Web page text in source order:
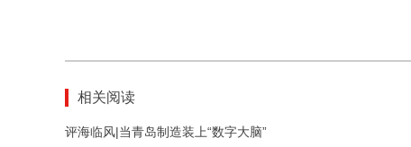
相关阅读
评海临风|当青岛制造装上“数字大脑”